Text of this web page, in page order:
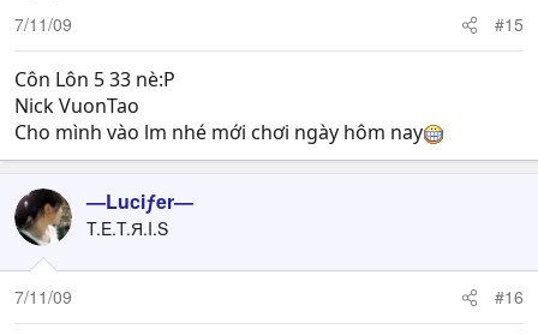
7/11/09 #15
Côn Lôn 5 33 nè:P
Nick VuonTao
Cho mình vào lm nhé mới chơi ngày hôm nay
—Luciƒer—
T.E.T.Я.I.S
7/11/09 #16